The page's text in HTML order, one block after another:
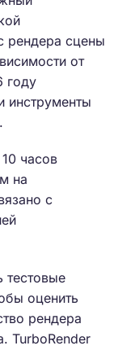
рендера сцены
от
году
инструменты
часов
на
с
тестовые
оценить
рендера
TurboRender